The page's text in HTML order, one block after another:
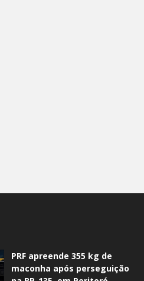
PRF apreende 355 kg de
maconha após perseguição